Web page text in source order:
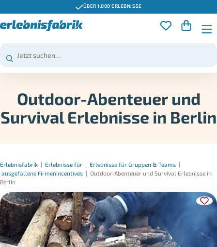
GUTSCHEINE 3 JAHRE GÜLTIG
Outdoor-Abenteuer und
Survival Erlebnisse in Berlin
Erlebnisfabrik | Erlebnisse für | Erlebnisse für Gruppen & Teams |
ausgefallene Firmenincentives | Outdoor-Abenteuer und Survival Erlebnisse in
Berlin